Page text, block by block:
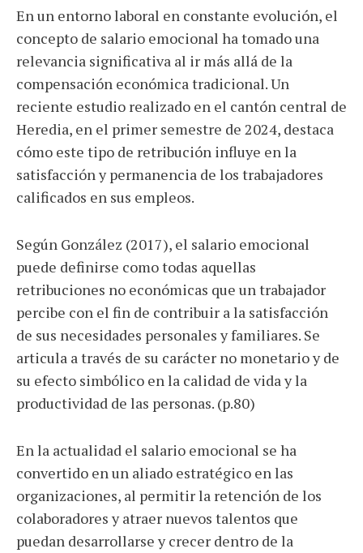
En un entorno laboral en constante evolución, el
concepto de salario emocional ha tomado una
relevancia significativa al ir más allá de la
compensación económica tradicional. Un
reciente estudio realizado en el cantón central de
Heredia, en el primer semestre de 2024, destaca
cómo este tipo de retribución influye en la
satisfacción y permanencia de los trabajadores
calificados en sus empleos.
Según González (2017), el salario emocional
puede definirse como todas aquellas
retribuciones no económicas que un trabajador
percibe con el fin de contribuir a la satisfacción
de sus necesidades personales y familiares. Se
articula a través de su carácter no monetario y de
su efecto simbólico en la calidad de vida y la
productividad de las personas. (p.80)
En la actualidad el salario emocional se ha
convertido en un aliado estratégico en las
organizaciones, al permitir la retención de los
colaboradores y atraer nuevos talentos que
puedan desarrollarse y crecer dentro de la